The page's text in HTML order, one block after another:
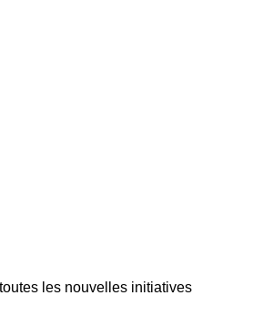
les nouvelles initiatives